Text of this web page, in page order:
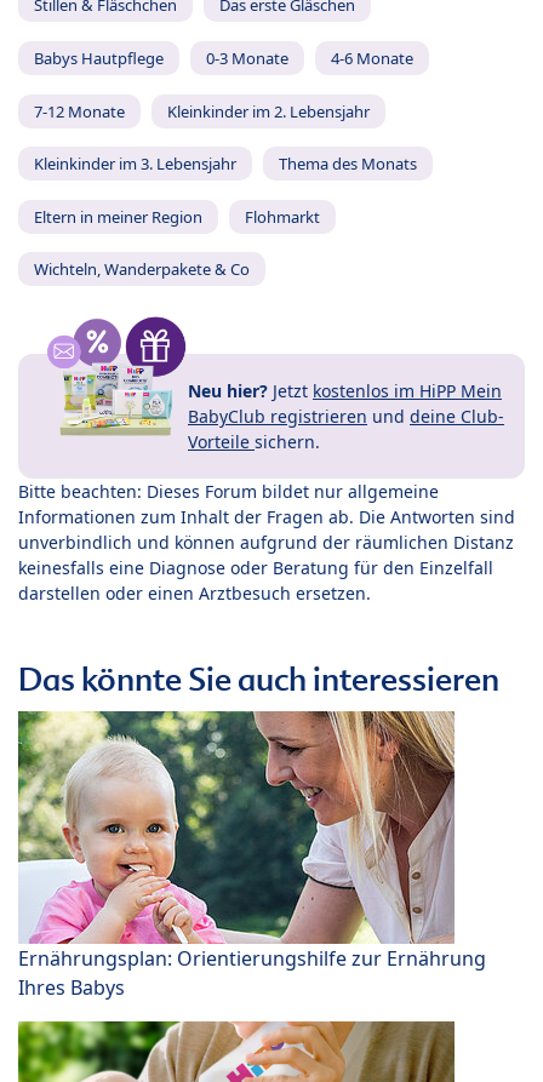
Stillen & Fläschchen Das erste Gläschen
Babys Hautpflege 0-3 Monate 4-6 Monate
7-12 Monate Kleinkinder im 2. Lebensjahr
Kleinkinder im 3. Lebensjahr Thema des Monats
Eltern in meiner Region Flohmarkt
Wichteln, Wanderpakete & Co
Neu hier? Jetzt kostenlos im HiPP Mein
BabyClub registrieren und deine Club-
Vorteile sichern.
Bitte beachten: Dieses Forum bildet nur allgemeine
Informationen zum Inhalt der Fragen ab. Die Antworten sind
unverbindlich und können aufgrund der räumlichen Distanz
keinesfalls eine Diagnose oder Beratung für den Einzelfall
darstellen oder einen Arztbesuch ersetzen.
Das könnte Sie auch interessieren
Ernährungsplan: Orientierungshilfe zur Ernährung
Ihres Babys